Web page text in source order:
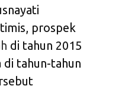
prospek
di tahun 2015
di tahun-tahun